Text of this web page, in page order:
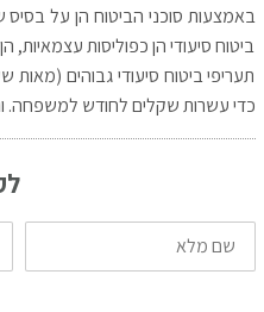
באמצעות סוכני הביטוח הן על בסיס
ביטוח סיעודי הן כפוליסות עצמאיות,
תעריפי ביטוח סיעודי גבוהים
כדי עשרות שקלים לחודש למשפחה.
שם
מלא